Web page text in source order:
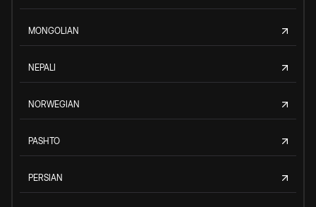
MONGOLIAN
NEPALI
NORWEGIAN
PASHTO
PERSIAN